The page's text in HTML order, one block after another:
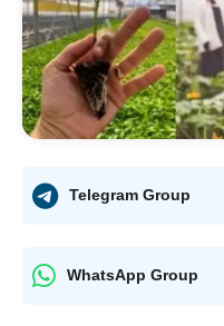
Telegram Group
WhatsApp Group